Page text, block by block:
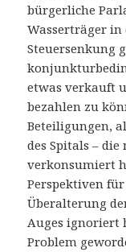
bürgerliche
Wasserträger in
Steuersenkung
etwas verkauft
bezahlen zu
Beteiligungen,
des Spitals –
verkonsumiert
Perspektiven
Überalterung
Auges ignoriert
Problem